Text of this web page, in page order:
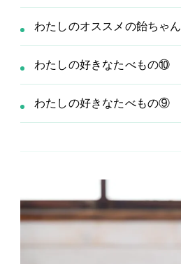
わたしのオススメの飴ちゃん
わたしの好きなたべもの⑩
わたしの好きなたべもの⑨